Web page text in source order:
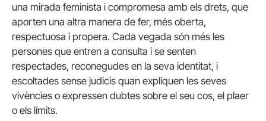
una mirada feminista i compromesa amb els drets, que
aporten una altra manera de fer, més oberta,
respectuosa i propera. Cada vegada són més les
persones que entren a consulta i se senten
respectades, reconegudes en la seva identitat, i
escoltades sense judicis quan expliquen les seves
vivències o expressen dubtes sobre el seu cos, el plaer
o els límits.